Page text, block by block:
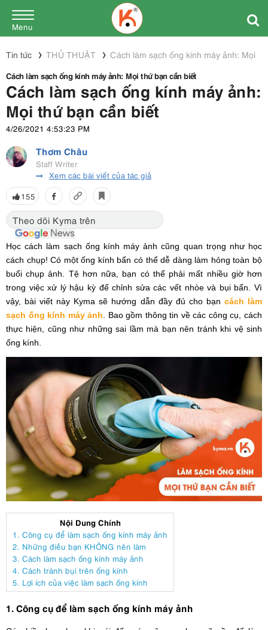
Menu
Tin tức THỦ THUẬT
Cách làm sạch ống kính máy ảnh: Mọi
Cách làm sạch ống kính máy ảnh: Mọi thứ bạn cần biết
Cách làm sạch ống kính máy ảnh:
Mọi thứ bạn cần biết
4/26/2021 4:53:23 PM
Thơm Châu
Staff Writer
Xem các bài viết của tác giả
155
Theo dõi Kyma trên
Học cách làm sạch ống kính máy ảnh cũng quan trọng như học
cách chụp! Có một ống kính bẩn có thể dễ dàng làm hỏng toàn bộ
buổi chụp ảnh. Tệ hơn nữa, bạn có thể phải mất nhiều giờ hơn
trong việc xử lý hậu kỳ để chỉnh sửa các vết nhòe và bụi bẩn. Vì
vậy, bài viết này Kyma sẽ hướng dẫn đầy đủ cho bạn cách làm
sạch ống kính máy ảnh . Bao gồm thông tin về các công cụ, cách
thực hiện, cũng như những sai lầm mà bạn nên tránh khi vệ sinh
ống kính.
Nội Dung Chính
1. Công cụ để làm sạch ống kính máy ảnh
2. Những điều bạn KHÔNG nên làm
3. Cách làm sạch ống kính máy ảnh
4. Cách tránh bụi trên ống kính
5. Lợi ích của việc làm sạch ống kính
1. Công cụ để làm sạch ống kính máy ảnh